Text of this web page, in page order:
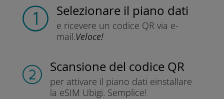
Selezionare il piano dati
e ricevere un codice QR via e-
mail.Veloce!
Scansione del codice QR
per attivare il piano dati einstallare
la eSIM Ubigi. Semplice!